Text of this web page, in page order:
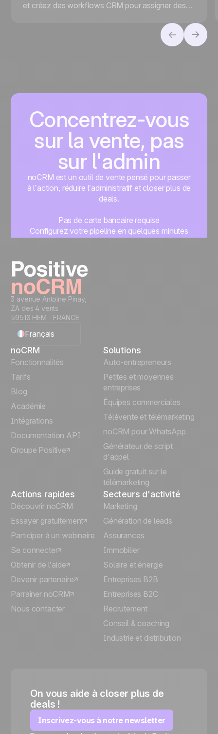
et créez des workflows CRM pour assigner des
prospects et déclencher des e-mails, sans Zapier
Concentrez-vous
sur la vente, pas
sur l'admin
noCRM est un outil de vente pensé pour passer
à l’action, réduire l’administratif et closer plus de
deals.
Pas de carte bancaire requise
Configurez votre pipeline en quelques minutes
3 avenue Antoine Pinay,
ZA des 4 vents
59510 HEM - FRANCE
Français
English
Português
Italiano
Deutsch
noCRM
Fonctionnalités
Tarifs
Blog
Académie
Intégrations
Documentation API
Groupe Positive
Solutions
Auto-entrepreneurs
Petites et moyennes
entreprises
Équipes commerciales
Télévente et télémarketing
noCRM pour WhatsApp
Générateur de script
d'appel
Guide gratuit sur le
télémarketing
Actions rapides
Découvrir noCRM
Essayer gratuitement
Participer à un webinaire
Se connecter
Obtenir de l’aide
Devenir partenaire
Parrainer noCRM
Nous contacter
Secteurs d'activité
Marketing
Génération de leads
Assurances
Immobilier
Solaire et énergie
Entreprises B2B
Entreprises B2C
Recrutement
Conseil & coaching
Industrie et distribution
On vous aide à closer plus de
deals !
Inscrivez-vous à notre newsletter